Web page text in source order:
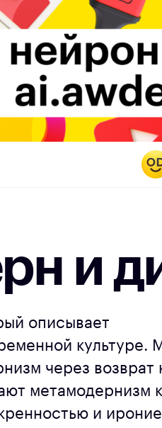
и
описывает
культуре.
через возврат
метамодернизм
и